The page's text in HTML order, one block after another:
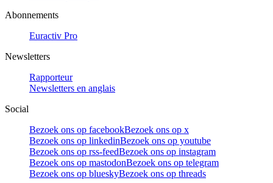
Abonnements
Euractiv Pro
Newsletters
Rapporteur
Newsletters en anglais
Social
Bezoek ons op facebookBezoek ons op x
Bezoek ons op linkedinBezoek ons op youtube
Bezoek ons op rss-feedBezoek ons op instagram
Bezoek ons op mastodonBezoek ons op telegram
Bezoek ons op blueskyBezoek ons op threads